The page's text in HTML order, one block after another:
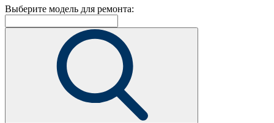
Выберите модель для ремонта: